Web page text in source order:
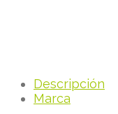
Descripción
Marca